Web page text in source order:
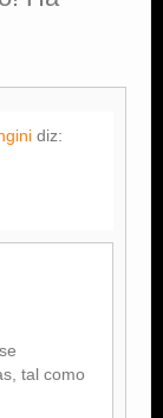
diz:
tal como